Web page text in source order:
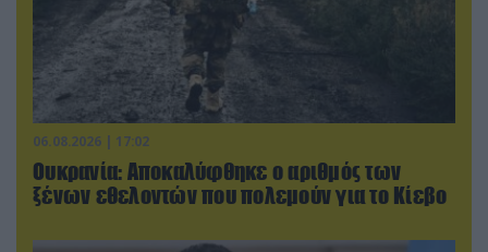
06.08.2026 | 17:02
Ουκρανία: Αποκαλύφθηκε ο αριθμός των
ξένων εθελοντών που πολεμούν για το Κίεβο